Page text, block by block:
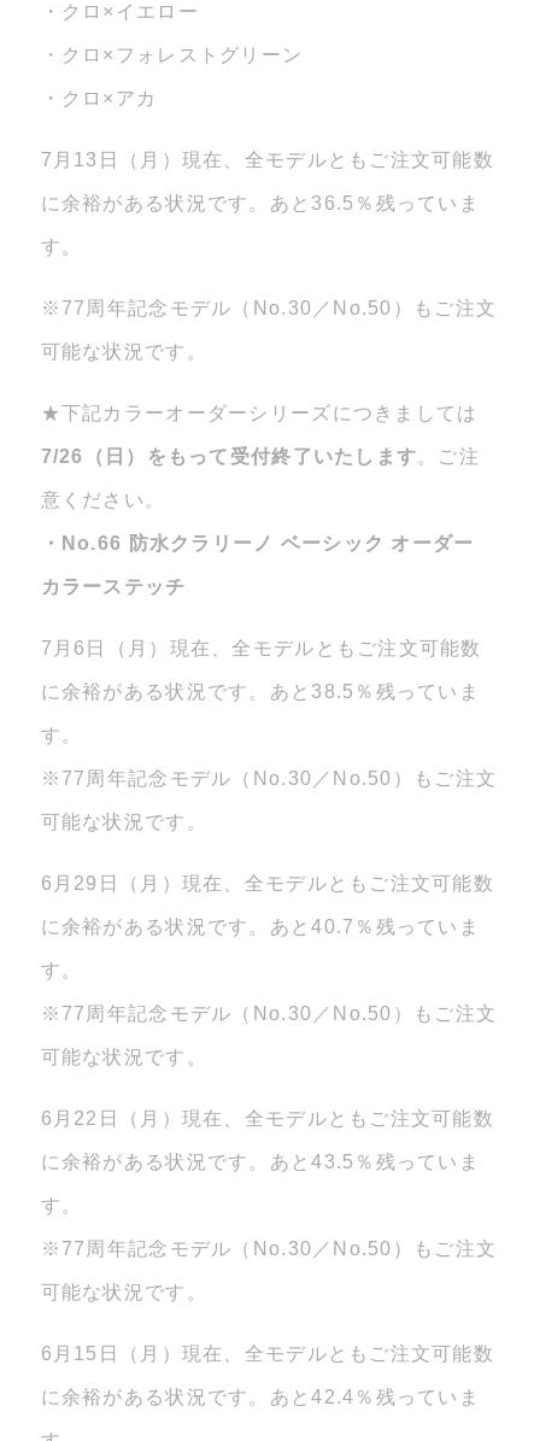
・クロ×イエロー
・クロ×フォレストグリーン
・クロ×アカ
7月13日（月）現在、全モデルともご注文可能数
に余裕がある状況です。あと36.5％残っていま
す。
※77周年記念モデル（No.30／No.50）もご注文
可能な状況です。
★下記カラーオーダーシリーズにつきましては
7/26（日）をもって受付終了いたします。ご注
意ください。
・No.66 防水クラリーノ ベーシック オーダー
カラーステッチ
7月6日（月）現在、全モデルともご注文可能数
に余裕がある状況です。あと38.5％残っていま
す。
※77周年記念モデル（No.30／No.50）もご注文
可能な状況です。
6月29日（月）現在、全モデルともご注文可能数
に余裕がある状況です。あと40.7％残っていま
す。
※77周年記念モデル（No.30／No.50）もご注文
可能な状況です。
6月22日（月）現在、全モデルともご注文可能数
に余裕がある状況です。あと43.5％残っていま
す。
※77周年記念モデル（No.30／No.50）もご注文
可能な状況です。
6月15日（月）現在、全モデルともご注文可能数
に余裕がある状況です。あと42.4％残っていま